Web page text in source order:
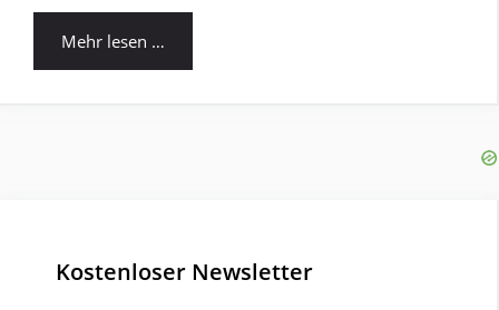
Mehr lesen …
Kostenloser Newsletter